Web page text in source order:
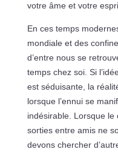
votre âme et votre
En ces temps
mondiale et des
d’entre nous se
temps chez soi. Si
est séduisante, la
lorsque l’ennui se
indésirable. Lorsque
sorties entre amis ne
devons chercher